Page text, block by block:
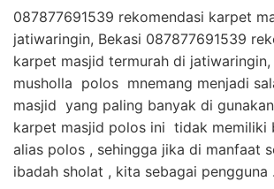
087877691539 rekomendasi karpet
jatiwaringin, Bekasi 087877691539
karpet masjid termurah di jatiwaringin,
musholla polos mnemang menjadi
masjid yang paling banyak di
karpet masjid polos ini tidak memiliki
alias polos , sehingga jika di manfaat
ibadah sholat , kita sebagai pengguna